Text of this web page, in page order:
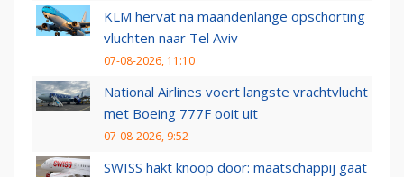
KLM hervat na maandenlange opschorting
vluchten naar Tel Aviv
07-08-2026, 11:10
National Airlines voert langste vrachtvlucht
met Boeing 777F ooit uit
07-08-2026, 9:52
SWISS hakt knoop door: maatschappij gaat